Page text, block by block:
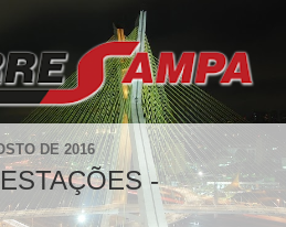
DE 2016
-